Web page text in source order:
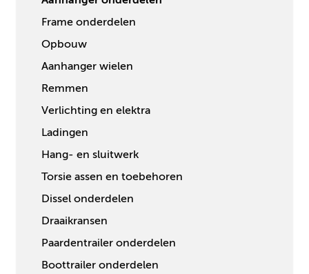
Frame onderdelen
Opbouw
Aanhanger wielen
Remmen
Verlichting en elektra
Ladingen
Hang- en sluitwerk
Torsie assen en toebehoren
Dissel onderdelen
Draaikransen
Paardentrailer onderdelen
Boottrailer onderdelen